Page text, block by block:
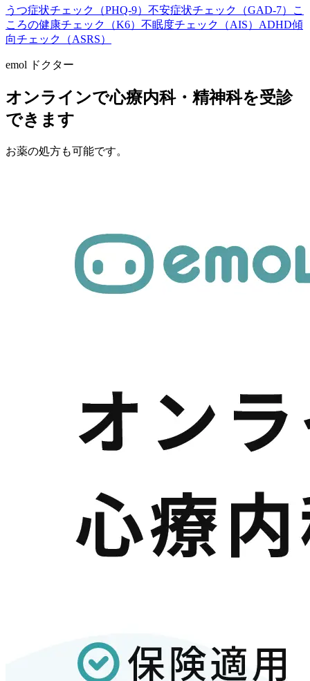
うつ症状チェック（PHQ-9） 不安症状チェック（GAD-7）
こ
ころの健康チェック（K6） 不眠度チェック（AIS） ADHD傾
向チェック（ASRS）
emol ドクター
オンラインで心療内科・精神科を受診
できます
お薬の処方も可能です。